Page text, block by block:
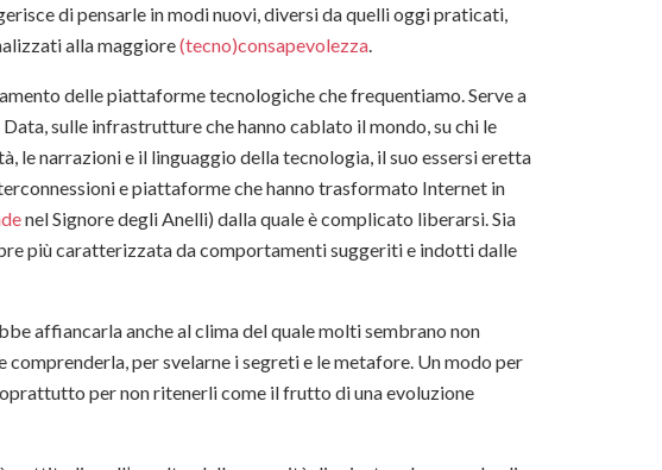
di pensarle in modi nuovi, diversi da quelli oggi praticati,
alla maggiore(tecno)consapevolezza
delle piattaforme tecnologiche che frequentiamo. Serve a
sulle infrastrutture che hanno cablato il mondo, su chi le
le narrazioni e il linguaggio della tecnologia, il suo essersi eretta
e piattaforme che hanno trasformato Internet in
nel Signore degli Anelli) dalla quale è complicato liberarsi. Sia
più caratterizzata da comportamenti suggeriti e indotti dalle
affiancarla anche al clima del quale molti sembrano non
comprenderla, per svelarne i segreti e le metafore. Un modo per
per non ritenerli come il frutto di una evoluzione